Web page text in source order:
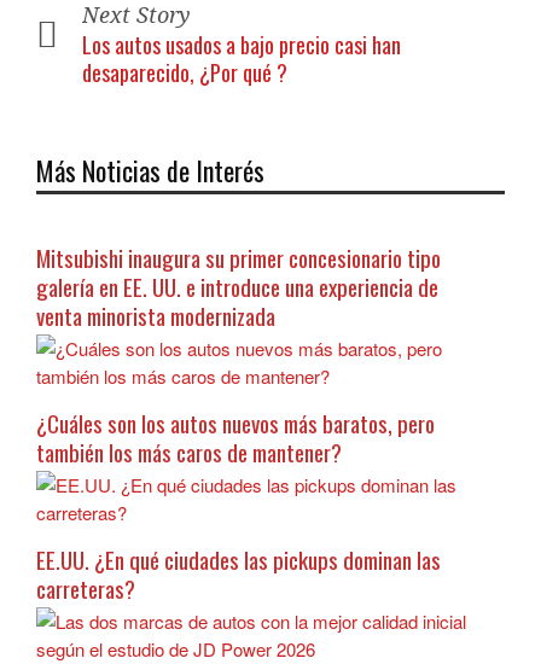
Next Story
Los autos usados a bajo precio casi han
desaparecido, ¿Por qué ?
Más Noticias de Interés
Mitsubishi inaugura su primer concesionario tipo
galería en EE. UU. e introduce una experiencia de
venta minorista modernizada
¿Cuáles son los autos nuevos más baratos, pero
también los más caros de mantener?
EE.UU. ¿En qué ciudades las pickups dominan las
carreteras?